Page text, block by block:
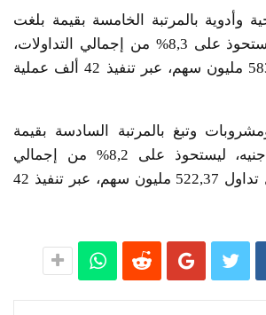
وأدوية بالمرتبة الخامسة بقيمة بلغت
1,45 مليار جنيه، ليستحوذ على 8,3% من إجمالي التداولات،
من خلال تداول 583,9 مليون سهم، عبر تنفيذ 42 ألف عملية
وتبغ بالمرتبة السادسة بقيمة
بلغت 1,43 مليار جنيه، ليستحوذ على 8,2% من إجمالي
التداولات، من خلال تداول 522,37 مليون سهم، عبر تنفيذ 42